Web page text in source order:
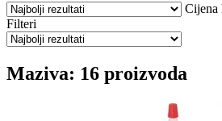
Cijena
Filteri
Maziva: 16 proizvoda